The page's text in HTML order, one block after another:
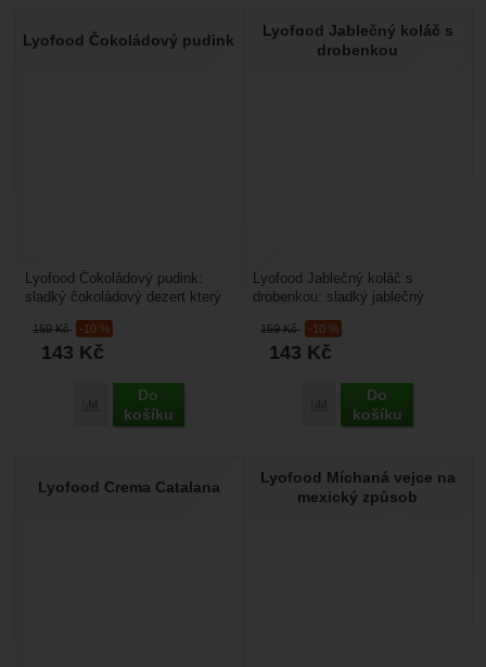
Lyofood Čokoládový pudink
159Kč -10 %
143 Kč
Přidat 'Lyofood Čokoládový pudink' k porovnání
Do
košíku
Lyofood Čokoládový pudink:
sladký čokoládový dezert který
kdekoliv. Pokrm využijete...
Lyofood Jablečný koláč s
drobenkou
159Kč -10 %
143 Kč
Přidat 'Lyofood
Do
košíku
Lyofood Jablečný koláč s
drobenkou: sladký jablečný
vychutnat kdekoliv. Stačí...
Lyofood Crema Catalana
Lyofood Míchaná vejce na
mexický způsob